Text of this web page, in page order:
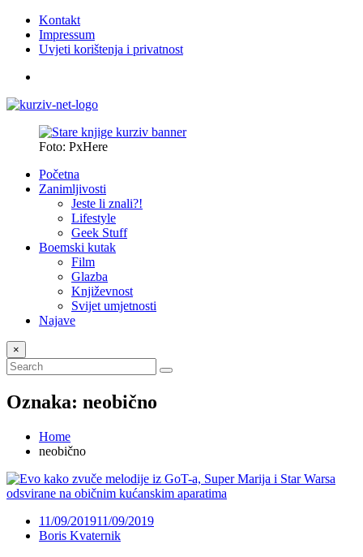
Kontakt
Impressum
Uvjeti korištenja i privatnost
Foto: PxHere
Početna
Zanimljivosti
Jeste li znali?!
Lifestyle
Geek Stuff
Boemski kutak
Film
Glazba
Književnost
Svijet umjetnosti
Najave
×
Oznaka: neobično
Home
neobično
11/09/201911/09/2019
Boris Kvaternik